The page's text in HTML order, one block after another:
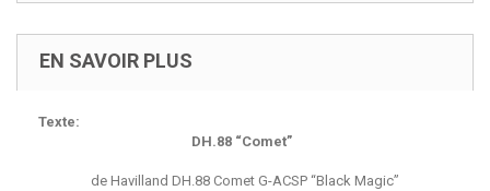
EN SAVOIR PLUS
Texte:
DH.88 “Comet”
de Havilland DH.88 Comet G-ACSP “Black Magic”